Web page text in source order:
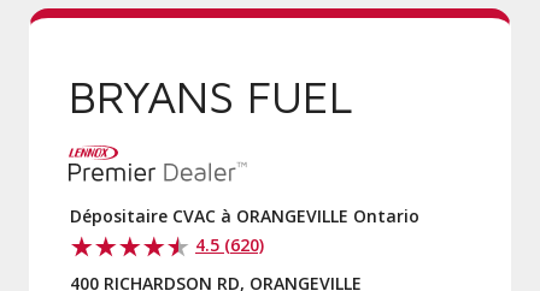
BRYANS FUEL
Dépositaire CVAC à ORANGEVILLE Ontario
4.5 (620)
400 RICHARDSON RD, ORANGEVILLE